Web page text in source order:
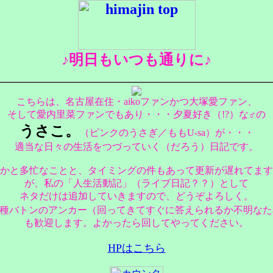
♪明日もいつも通りに♪
こちらは、名古屋在住・aikoファンかつ大塚愛ファン、
そして愛内里菜ファンでもあり・・・夕夏好き（!?）な♂の
うさこ。
（ピンクのうさぎ／ももU-sa）が・・・
適当な日々の生活をつづっていく（だろう）日記です。
と多忙なことと、タイミングの件もあって更新が遅れてま
が、私の「人生活動記」（ライブ日記？？）として
ネタだけは追加していきますので、どうぞよろしく。
バトンのアンカー（回ってきてすぐに答えられるか不明な
も歓迎します。よかったら回してやってください。
HPはこちら